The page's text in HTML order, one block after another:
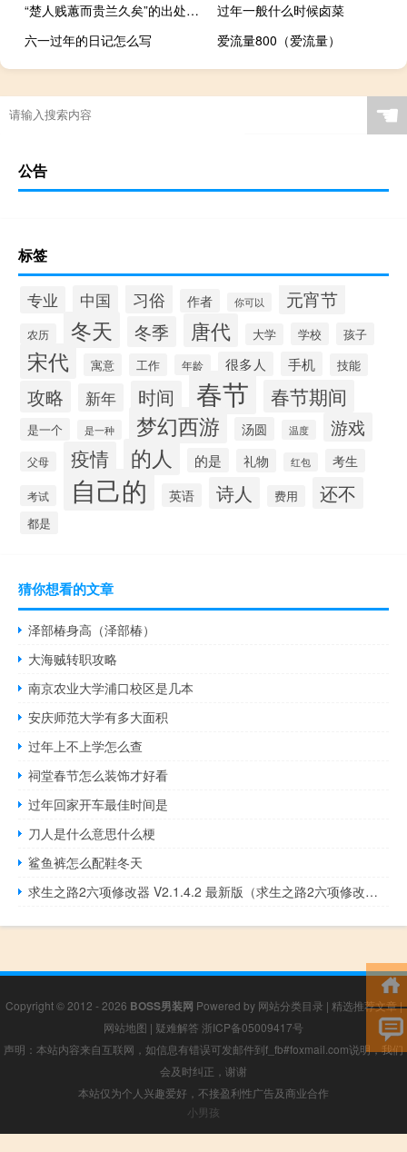
“楚人贱蕙而贵兰久矣”的出处是哪里
过年一般什么时候卤菜
六一过年的日记怎么写
爱流量800（爱流量）
☚
公告
标签
专业 中国 习俗 作者 你可以 元宵节
农历 冬天 冬季 唐代 大学 学校 孩子
宋代 寓意 工作 年龄 很多人 手机 技能
攻略 新年 时间 春节 春节期间
是一个 是一种 梦幻西游 汤圆 温度 游戏
父母 疫情 的人 的是 礼物 红包 考生
考试 自己的 英语 诗人 费用 还不
都是
猜你想看的文章
泽部椿身高（泽部椿）
大海贼转职攻略
南京农业大学浦口校区是几本
安庆师范大学有多大面积
过年上不上学怎么查
祠堂春节怎么装饰才好看
过年回家开车最佳时间是
刀人是什么意思什么梗
鲨鱼裤怎么配鞋冬天
求生之路2六项修改器 V2.1.4.2 最新版（求生之路2六项修改器 V2.1.4.2 最新版功能简介）
Copyright © 2012 - 2026 BOSS男装网 Powered by 网站分类目录 | 精选推荐文章|
网站地图 | 疑难解答 浙ICP备05009417号
声明：本站内容来自互联网，如信息有错误可发邮件到f_fb#foxmail.com说明，我们
会及时纠正，谢谢
本站仅为个人兴趣爱好，不接盈利性广告及商业合作
小男孩